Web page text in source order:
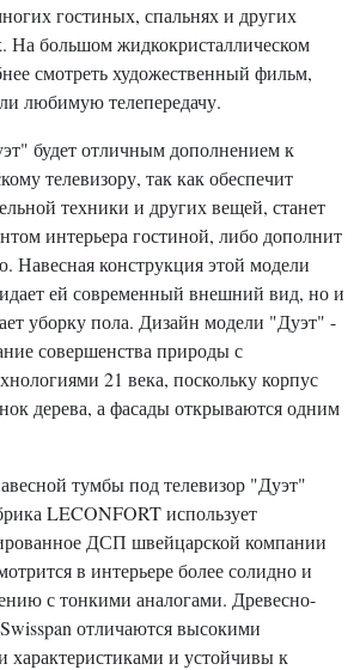
гостиных, спальнях и других
большом жидкокристаллическом
смотреть художественный фильм,
любимую телепередачу.
будет отличным дополнением к
телевизору, так как обеспечит
техники и других вещей, станет
интерьера гостиной, либо дополнит
Навесная конструкция этой модели
ей современный внешний вид, но и
уборку пола. Дизайн модели "Дуэт" -
совершенства природы с
21 века, поскольку корпус
дерева, а фасады открываются одним
тумбы под телевизор "Дуэт"
LECONFORT использует
ДСП швейцарской компании
в интерьере более солидно и
с тонкими аналогами. Древесно-
отличаются высокими
характеристиками и устойчивы к